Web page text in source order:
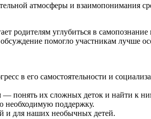
атмосферы и взаимопонимания
родителям углубиться в
помогло участникам лучше
в его самостоятельности и
понять их сложных деток и найти к
необходимую поддержку.
и для наших необычных детей.